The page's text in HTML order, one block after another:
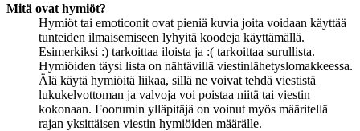
Mitä ovat hymiöt?
Hymiöt tai emoticonit ovat pieniä kuvia joita voidaan käyttää
tunteiden ilmaisemiseen lyhyitä koodeja käyttämällä.
Esimerkiksi :) tarkoittaa iloista ja :( tarkoittaa surullista.
Hymiöiden täysi lista on nähtävillä viestinlähetyslomakkeessa.
Älä käytä hymiöitä liikaa, sillä ne voivat tehdä viestistä
lukukelvottoman ja valvoja voi poistaa niitä tai viestin
kokonaan. Foorumin ylläpitäjä on voinut myös määritellä
rajan yksittäisen viestin hymiöiden määrälle.